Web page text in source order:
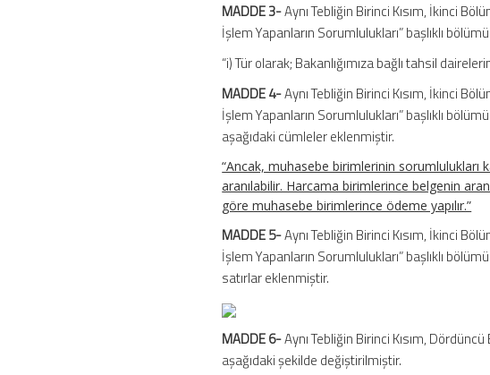
MADDE 3-Aynı Tebliğin Birinci Kısım, İkinci
İşlem Yapanların Sorumlulukları” başlıklı
“i) Tür olarak; Bakanlığımıza bağlı tahsil
MADDE 4-Aynı Tebliğin Birinci Kısım, İkinci
İşlem Yapanların Sorumlulukları” başlıklı
aşağıdaki cümleler eklenmiştir.
“Ancak, muhasebe birimlerinin
aranılabilir. Harcama birimlerince belgenin
göre muhasebe birimlerince ödeme yapılır.”
MADDE 5-Aynı Tebliğin Birinci Kısım, İkinci
İşlem Yapanların Sorumlulukları” başlıklı
satırlar eklenmiştir.
MADDE 6-Aynı Tebliğin Birinci Kısım,
aşağıdaki şekilde değiştirilmiştir.